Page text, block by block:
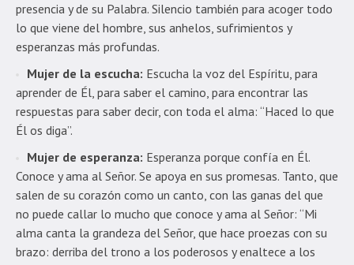
presencia y de su Palabra. Silencio también para acoger todo
lo que viene del hombre, sus anhelos, sufrimientos y
esperanzas más profundas.
Mujer de la escucha: Escucha la voz del Espíritu, para
aprender de Él, para saber el camino, para encontrar las
respuestas para saber decir, con toda el alma: “Haced lo que
Él os diga”.
Mujer de esperanza: Esperanza porque confía en Él.
Conoce y ama al Señor. Se apoya en sus promesas. Tanto, que
salen de su corazón como un canto, con las ganas del que
no puede callar lo mucho que conoce y ama al Señor: “Mi
alma canta la grandeza del Señor, que hace proezas con su
brazo: derriba del trono a los poderosos y enaltece a los